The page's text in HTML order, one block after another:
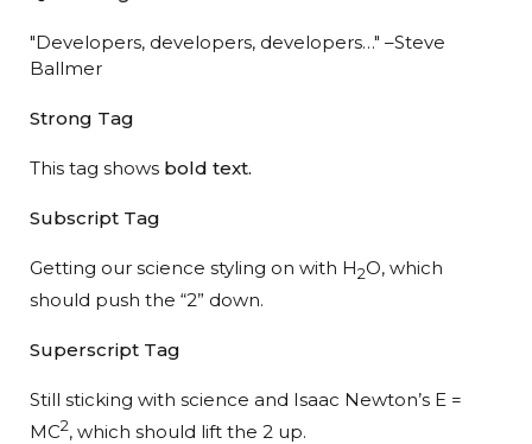
Developers, developers, developers… –Steve
Ballmer
Strong Tag
This tag shows bold text.
Subscript Tag
Getting our science styling on with H2O, which
should push the “2” down.
Superscript Tag
Still sticking with science and Isaac Newton’s E =
MC2, which should lift the 2 up.